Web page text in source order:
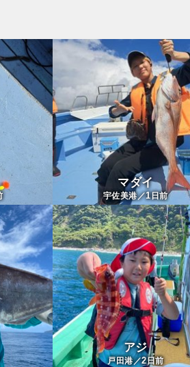
マダイ
宇佐美港／1日前
アジ
戸田港／2日前